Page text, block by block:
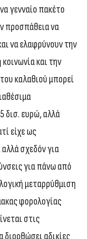
γενναίο πακέτο
προσπάθεια να
να ελαφρύνουν την
και την
καλαθιού μπορεί
δισ. ευρώ, αλλά
είχε ως
σχεδόν για
για πάνω από
μεταρρύθμιση
φορολογίας
στις
διορθώσει αδικίες